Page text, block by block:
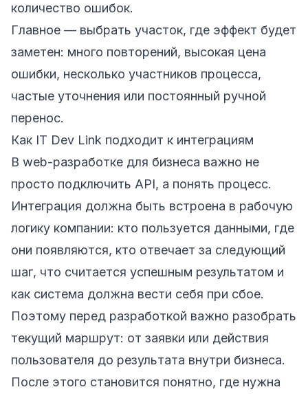
количество ошибок.
Главное — выбрать участок, где эффект будет
заметен: много повторений, высокая цена
ошибки, несколько участников процесса,
частые уточнения или постоянный ручной
перенос.
Как IT Dev Link подходит к интеграциям
В web-разработке для бизнеса важно не
просто подключить API, а понять процесс.
Интеграция должна быть встроена в рабочую
логику компании: кто пользуется данными, где
они появляются, кто отвечает за следующий
шаг, что считается успешным результатом и
как система должна вести себя при сбое.
Поэтому перед разработкой важно разобрать
текущий маршрут: от заявки или действия
пользователя до результата внутри бизнеса.
После этого становится понятно, где нужна